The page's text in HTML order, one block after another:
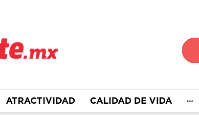
ATRACTIVIDAD CALIDAD DE VIDA